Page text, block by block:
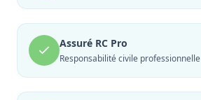
Assuré RC Pro
Responsabilité civile professionnelle